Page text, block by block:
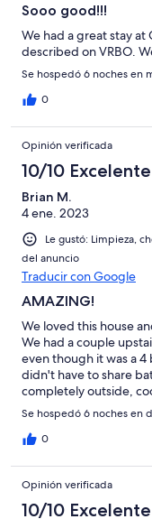
Sooo good!!!
We had a great stay at
described on VRBO.
Se hospedó 6 noches en
0
Opinión verificada
10/10 Excelente
Brian M.
4 ene. 2023
Le gustó: Limpieza,
del anuncio
Traducir con Google
AMAZING!
We loved this house
We had a couple
even though it was a
didn't have to share
completely outside,
if we are lucky enough
Se hospedó 6 noches en
0
Opinión verificada
10/10 Excelente